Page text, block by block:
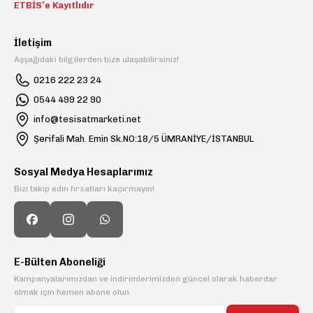
ETBİS’e Kayıtlıdır
İletişim
Aşşağıdaki bilgilerden bize ulaşabilirsiniz!
0216 222 23 24
0544 499 22 90
info@tesisatmarketi.net
Şerifali Mah. Emin Sk.NO:18/5 ÜMRANİYE/İSTANBUL
Sosyal Medya Hesaplarımız
Bizi takip edin fırsatları kaçırmayın!
E-Bülten Aboneliği
Kampanyalarımızdan ve indirimlerimizden güncel olarak haberdar
olmak için hemen abone olun.